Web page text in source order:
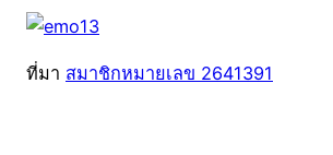
ที่มา สมาชิกหมายเลข 2641391